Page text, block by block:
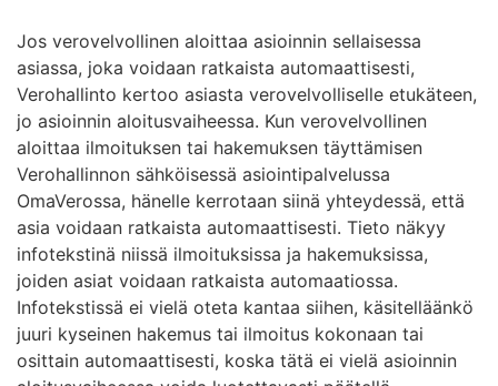
Jos verovelvollinen aloittaa asioinnin sellaisessa
asiassa, joka voidaan ratkaista automaattisesti,
Verohallinto kertoo asiasta verovelvolliselle etukäteen,
jo asioinnin aloitusvaiheessa. Kun verovelvollinen
aloittaa ilmoituksen tai hakemuksen täyttämisen
Verohallinnon sähköisessä asiointipalvelussa
OmaVerossa, hänelle kerrotaan siinä yhteydessä, että
asia voidaan ratkaista automaattisesti. Tieto näkyy
infotekstinä niissä ilmoituksissa ja hakemuksissa,
joiden asiat voidaan ratkaista automaatiossa.
Infotekstissä ei vielä oteta kantaa siihen, käsitelläänkö
juuri kyseinen hakemus tai ilmoitus kokonaan tai
osittain automaattisesti, koska tätä ei vielä asioinnin